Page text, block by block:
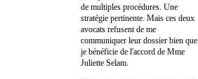
de multiples procédures. Une
stratégie pertinente. Mais ces deux
avocats refusent de me
communiquer leur dossier bien que
je bénéficie de l'accord de Mme
Juliette Selam.